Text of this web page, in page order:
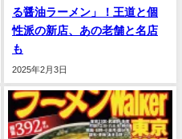
る醤油ラーメン」！王道と個
性派の新店、あの老舗と名店
も
2025年2月3日